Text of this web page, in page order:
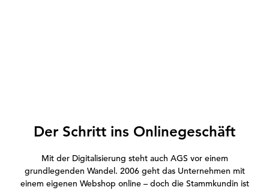
Der Schritt ins Onlinegeschäft
Mit der Digitalisierung steht auch AGS vor einem
grundlegenden Wandel. 2006 geht das Unternehmen mit
einem eigenen Webshop online – doch die Stammkundin ist